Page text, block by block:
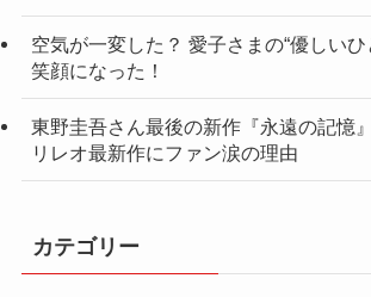
空気が一変した？ 愛子さまの“優しいひ
笑顔になった！
東野圭吾さん最後の新作『永遠の記憶
リレオ最新作にファン涙の理由
カテゴリー